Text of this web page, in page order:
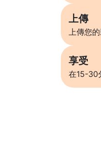
上傳
上傳您
享受
在15-30